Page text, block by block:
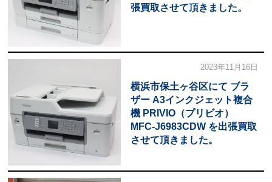
張買取させて頂きました。
2023年11月16日
横浜市保土ヶ谷区にて ブラ
ザー A3インクジェット複合
機 PRIVIO（プリビオ）
MFC-J6983CDW を出張買取
させて頂きました。